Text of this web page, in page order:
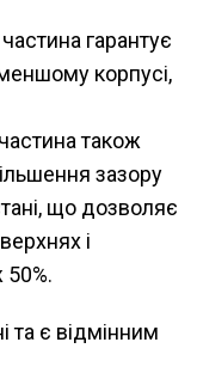
гарантує
корпусі,
також
зазору
що дозволяє
і
50%.
та є відмінним